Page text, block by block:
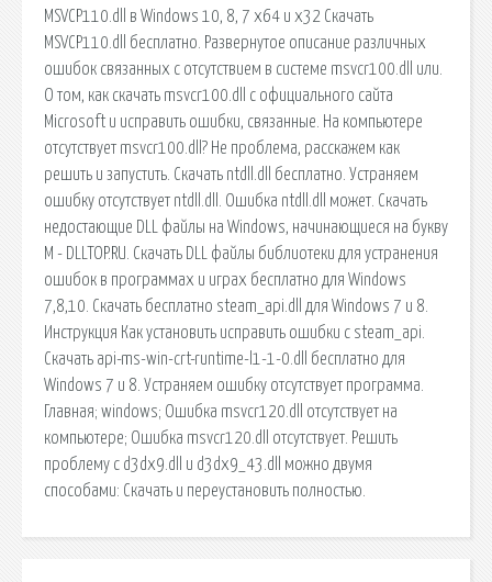
MSVCP110.dll в Windows 10, 8, 7 x64 и x32 Скачать
MSVCP110.dll бесплатно. Развернутое описание различных
ошибок связанных с отсутствием в системе msvcr100.dll или.
О том, как скачать msvcr100.dll с официального сайта
Microsoft и исправить ошибки, связанные. На компьютере
отсутствует msvcr100.dll? Не проблема, расскажем как
решить и запустить. Скачать ntdll.dll бесплатно. Устраняем
ошибку отсутствует ntdll.dll. Ошибка ntdll.dll может. Скачать
недостающие DLL файлы на Windows, начинающиеся на букву
M - DLLTOP.RU. Скачать DLL файлы библиотеки для устранения
ошибок в программах и играх бесплатно для Windows
7,8,10. Скачать бесплатно steam_api.dll для Windows 7 и 8.
Инструкция Как установить исправить ошибки с steam_api.
Скачать api-ms-win-crt-runtime-l1-1-0.dll бесплатно для
Windows 7 и 8. Устраняем ошибку отсутствует программа.
Главная; windows; Ошибка msvcr120.dll отсутствует на
компьютере; Ошибка msvcr120.dll отсутствует. Решить
проблему с d3dx9.dll и d3dx9_43.dll можно двумя
способами: Скачать и переустановить полностью.